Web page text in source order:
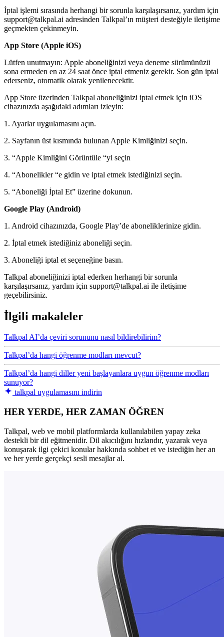
İptal işlemi sırasında herhangi bir sorunla karşılaşırsanız, yardım için
support@talkpal.ai adresinden Talkpal’ın müşteri desteğiyle iletişime
geçmekten çekinmeyin.
App Store (Apple iOS)
Lütfen unutmayın: Apple aboneliğinizi veya deneme sürümünüzü
sona ermeden en az 24 saat önce iptal etmeniz gerekir. Son gün iptal
ederseniz, otomatik olarak yenilenecektir.
App Store üzerinden Talkpal aboneliğinizi iptal etmek için iOS
cihazınızda aşağıdaki adımları izleyin:
1. Ayarlar uygulamasını açın.
2. Sayfanın üst kısmında bulunan Apple Kimliğinizi seçin.
3. “Apple Kimliğini Görüntüle “yi seçin
4. “Abonelikler “e gidin ve iptal etmek istediğinizi seçin.
5. “Aboneliği İptal Et” üzerine dokunun.
Google Play (Android)
1. Android cihazınızda, Google Play’de aboneliklerinize gidin.
2. İptal etmek istediğiniz aboneliği seçin.
3. Aboneliği iptal et seçeneğine basın.
Talkpal aboneliğinizi iptal ederken herhangi bir sorunla
karşılaşırsanız, yardım için support@talkpal.ai ile iletişime
geçebilirsiniz.
İlgili makaleler
Talkpal AI’da çeviri sorununu nasıl bildirebilirim?
Talkpal’da hangi öğrenme modları mevcut?
Talkpal’da hangi diller yeni başlayanlara uygun öğrenme modları
sunuyor?
talkpal uygulamasını indirin
HER YERDE, HER ZAMAN ÖĞREN
Talkpal, web ve mobil platformlarda kullanılabilen yapay zeka
destekli bir dil eğitmenidir. Dil akıcılığını hızlandır, yazarak veya
konuşarak ilgi çekici konular hakkında sohbet et ve istediğin her an
ve her yerde gerçekçi sesli mesajlar al.